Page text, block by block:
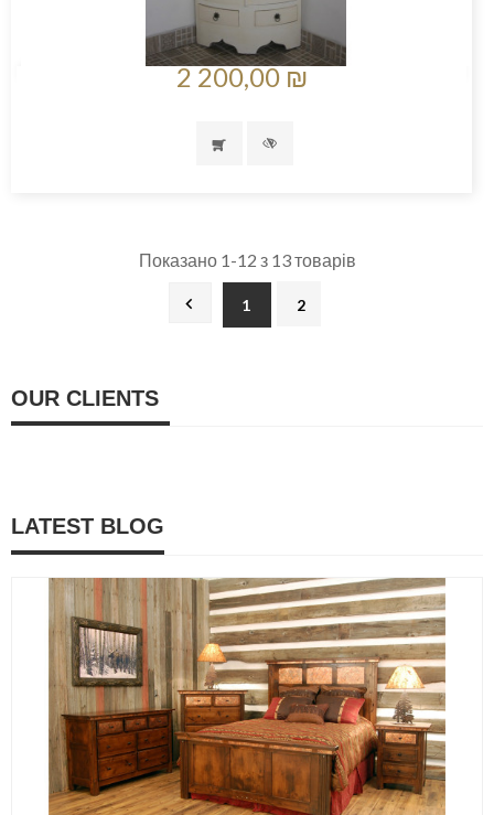
2 200,00 ₪
Показано 1-12 з 13 товарів
1 2

OUR CLIENTS
LATEST BLOG